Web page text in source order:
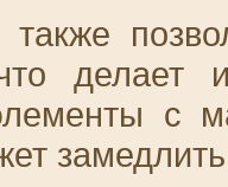
делает
с